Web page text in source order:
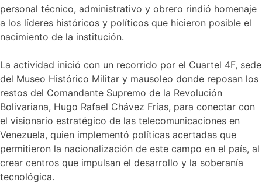
personal técnico, administrativo y obrero rindió homenaje
a los líderes históricos y políticos que hicieron posible el
nacimiento de la institución.
La actividad inició con un recorrido por el Cuartel 4F, sede
del Museo Histórico Militar y mausoleo donde reposan los
restos del Comandante Supremo de la Revolución
Bolivariana, Hugo Rafael Chávez Frías, para conectar con
el visionario estratégico de las telecomunicaciones en
Venezuela, quien implementó políticas acertadas que
permitieron la nacionalización de este campo en el país, al
crear centros que impulsan el desarrollo y la soberanía
tecnológica.